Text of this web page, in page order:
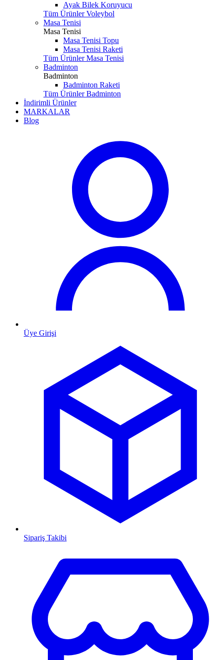
Ayak Bilek Koruyucu
Tüm Ürünler Voleybol
Masa Tenisi
Masa Tenisi
Masa Tenisi Topu
Masa Tenisi Raketi
Tüm Ürünler Masa Tenisi
Badminton
Badminton
Badminton Raketi
Tüm Ürünler Badminton
İndirimli Ürünler
MARKALAR
Blog
Üye Girişi
Sipariş Takibi